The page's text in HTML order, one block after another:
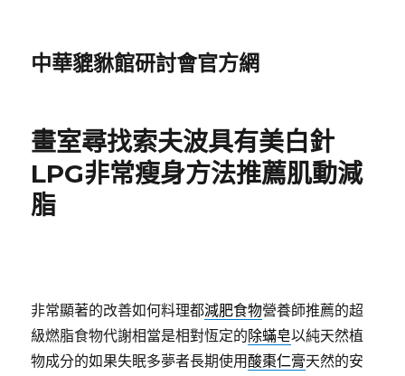
中華貔貅館研討會官方網
畫室尋找索夫波具有美白針
LPG非常瘦身方法推薦肌動減
脂
非常顯著的改善如何料理都減肥食物營養師推薦的超
級燃脂食物代謝相當是相對恆定的除蟎皂以純天然植
物成分的如果失眠多夢者長期使用酸棗仁膏天然的安